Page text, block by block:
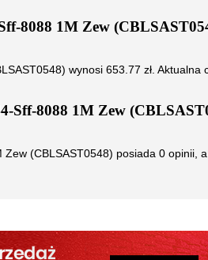
8088 1M Zew
wynosi 653.77 zł. Aktualna
Sff-8088 1M Zew
(CBLSAST0548) posiada 0 opinii,